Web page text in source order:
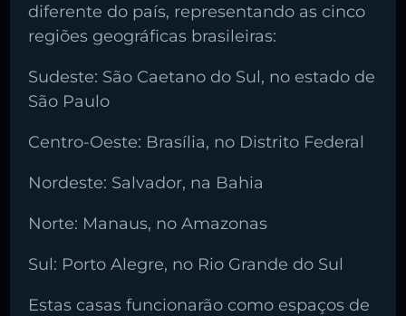
diferente do país, representando as cinco
regiões geográficas brasileiras:
Sudeste: São Caetano do Sul, no estado de
São Paulo
Centro-Oeste: Brasília, no Distrito Federal
Nordeste: Salvador, na Bahia
Norte: Manaus, no Amazonas
Sul: Porto Alegre, no Rio Grande do Sul
Estas casas funcionarão como espaços de